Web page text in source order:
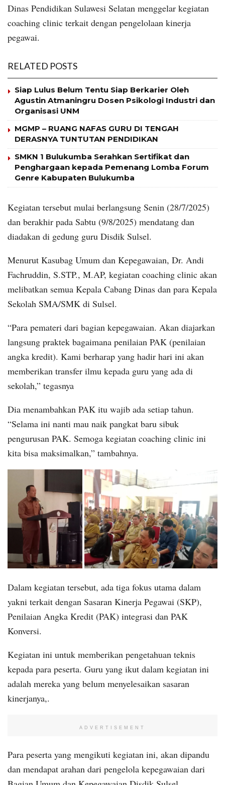
Dinas Pendidikan Sulawesi Selatan menggelar kegiatan
coaching clinic terkait dengan pengelolaan kinerja
pegawai.
RELATED POSTS
Siap Lulus Belum Tentu Siap Berkarier Oleh
Agustin Atmaningru Dosen Psikologi Industri dan
Organisasi UNM
MGMP – RUANG NAFAS GURU DI TENGAH
DERASNYA TUNTUTAN PENDIDIKAN
SMKN 1 Bulukumba Serahkan Sertifikat dan
Penghargaan kepada Pemenang Lomba Forum
Genre Kabupaten Bulukumba
Kegiatan tersebut mulai berlangsung Senin (28/7/2025)
dan berakhir pada Sabtu (9/8/2025) mendatang dan
diadakan di gedung guru Disdik Sulsel.
Menurut Kasubag Umum dan Kepegawaian, Dr. Andi
Fachruddin, S.STP., M.AP, kegiatan coaching clinic akan
melibatkan semua Kepala Cabang Dinas dan para Kepala
Sekolah SMA/SMK di Sulsel.
“Para pemateri dari bagian kepegawaian. Akan diajarkan
langsung praktek bagaimana penilaian PAK (penilaian
angka kredit). Kami berharap yang hadir hari ini akan
memberikan transfer ilmu kepada guru yang ada di
sekolah,” tegasnya
Dia menambahkan PAK itu wajib ada setiap tahun.
“Selama ini nanti mau naik pangkat baru sibuk
pengurusan PAK. Semoga kegiatan coaching clinic ini
kita bisa maksimalkan,” tambahnya.
Dalam kegiatan tersebut, ada tiga fokus utama dalam
yakni terkait dengan Sasaran Kinerja Pegawai (SKP),
Penilaian Angka Kredit (PAK) integrasi dan PAK
Konversi.
Kegiatan ini untuk memberikan pengetahuan teknis
kepada para peserta. Guru yang ikut dalam kegiatan ini
adalah mereka yang belum menyelesaikan sasaran
kinerjanya,.
ADVERTISEMENT
Para peserta yang mengikuti kegiatan ini, akan dipandu
dan mendapat arahan dari pengelola kepegawaian dari